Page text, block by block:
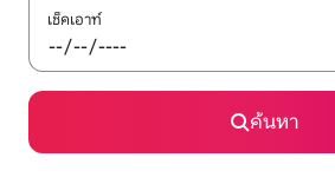
เช็คเอาท์
ค้นหา